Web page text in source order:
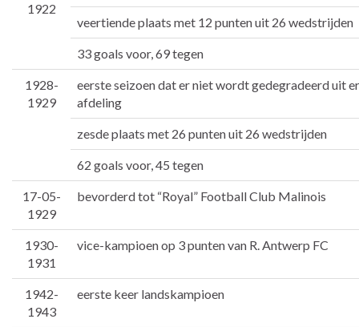
1922
veertiende plaats met 12 punten uit 26 wedstrijden
33 goals voor, 69 tegen
1928-
1929
eerste seizoen dat er niet wordt gedegradeerd uit
afdeling
zesde plaats met 26 punten uit 26 wedstrijden
62 goals voor, 45 tegen
17-05-
1929
bevorderd tot “Royal” Football Club Malinois
1930-
1931
vice-kampioen op 3 punten van R. Antwerp FC
1942-
1943
eerste keer landskampioen